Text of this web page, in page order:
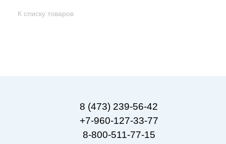
К списку товаров
8 (473) 239-56-42
+7-960-127-33-77
8-800-511-77-15